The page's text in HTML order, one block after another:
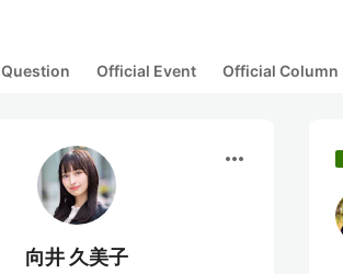
Question Official Event Official Column
more_horiz
向井 久美子